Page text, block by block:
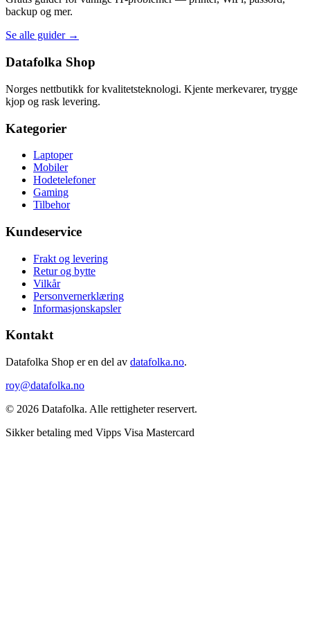
backup og mer.
Se alle guider →
Datafolka Shop
Norges nettbutikk for kvalitetsteknologi. Kjente merkevarer, trygge
kjop og rask levering.
Kategorier
Laptoper
Mobiler
Hodetelefoner
Gaming
Tilbehor
Kundeservice
Frakt og levering
Retur og bytte
Vilkår
Personvernerklæring
Informasjonskapsler
Kontakt
Datafolka Shop er en del av datafolka.no.
roy@datafolka.no
© 2026 Datafolka. Alle rettigheter reservert.
Sikker betaling med Vipps Visa Mastercard